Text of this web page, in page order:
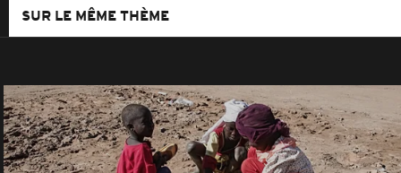
SUR LE MÊME THÈME